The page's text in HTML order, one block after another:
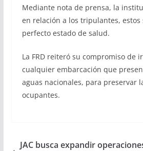
Mediante nota de prensa, la
en relación a los tripulantes, estos
perfecto estado de salud.
La FRD reiteró su compromiso de
cualquier embarcación que
aguas nacionales, para preservar
ocupantes.
JAC busca expandir